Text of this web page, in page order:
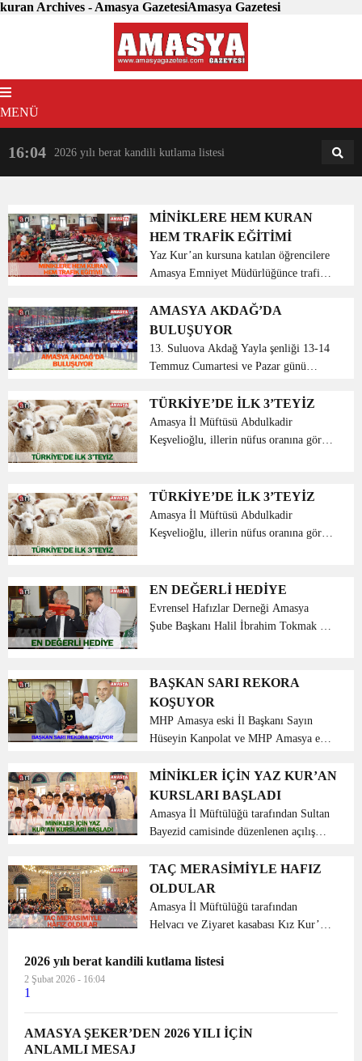
kuran Archives - Amasya GazetesiAmasya Gazetesi
MENÜ
16:04 2026 yılı berat kandili kutlama listesi 18:31
MİNİKLERE HEM KURAN
HEM TRAFİK EĞİTİMİ
Yaz Kur’an kursuna katılan öğrencilere
Amasya Emniyet Müdürlüğünce trafik
öğrenciler, hem Kur’an-ı Kerim hem de
trafik kurallarını öğreniyor. Amasya
merkez...
AMASYA AKDAĞ’DA
BULUŞUYOR
13. Suluova Akdağ Yayla şenliği 13-14
Temmuz Cumartesi ve Pazar günü
Mesire Yerinde Yapılacaktır. 13
Temmuz Cumartesi günü öğleden sonra
başlayacak olan 13. Suluov...
TÜRKİYE’DE İLK 3’TEYİZ
Amasya İl Müftüsü Abdulkadir
Keşvelioğlu, illerin nüfus oranına göre
girdiğini söyledi. Konuyla ilgili bir
açıklama yapan ...
TÜRKİYE’DE İLK 3’TEYİZ
Amasya İl Müftüsü Abdulkadir
Keşvelioğlu, illerin nüfus oranına göre
girdiğini söyledi. Konuyla ilgili bir
açıklama yapan ...
EN DEĞERLİ HEDİYE
Evrensel Hafızlar Derneği Amasya
Şube Başkanı Halil İbrahim Tokmak ve
ettiler. Tokmak Başkan Sarı’ya kuranı
kerim hediye etti. Amasya ...
BAŞKAN SARI REKORA
KOŞUYOR
MHP Amasya eski İl Başkanı Sayın
Hüseyin Kanpolat ve MHP Amasya eski
Belediye Başkanı Sayın Mehmet Sarı’ya
hayırlı olsun ziyaretinde bulundu.
Göreve geldiği günd...
MİNİKLER İÇİN YAZ KUR’AN
KURSLARI BAŞLADI
Amasya İl Müftülüğü tarafından Sultan
Bayezid camisinde düzenlenen açılış
Osman Varol, İl Müftümüz Sayın
Abdulkadir Keşvelioğlu, kurum
müdürleri, öğrenci velileri ve...
TAÇ MERASİMİYLE HAFIZ
OLDULAR
Amasya İl Müftülüğü tarafından
Helvacı ve Ziyaret kasabası Kız Kur’an
67 öğrencinin hafız unvanı aldı.
2026 yılı berat kandili kutlama listesi
2 Şubat 2026 - 16:04
1
AMASYA ŞEKER’DEN 2026 YILI İÇİN
ANLAMLI MESAJ